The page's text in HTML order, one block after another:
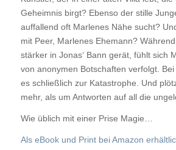
Geheimnis birgt? Ebenso der stille
auffallend oft Marlenes Nähe sucht?
mit Peer, Marlenes Ehemann?
stärker in Jonas‘ Bann gerät, fühlt sich
von anonymen Botschaften verfolgt.
es schließlich zur Katastrophe. Und
mehr, als um Antworten auf all die
Wie üblich mit einer Prise Magie…
Als eBook und Print bei Amazon